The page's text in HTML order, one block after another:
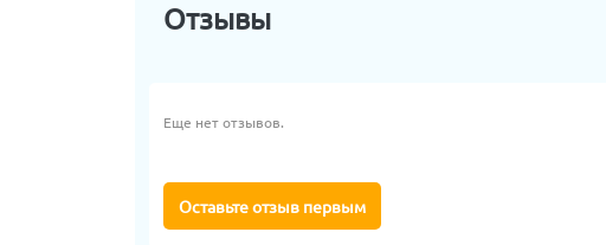
Отзывы
Еще нет отзывов.
Оставьте отзыв первым